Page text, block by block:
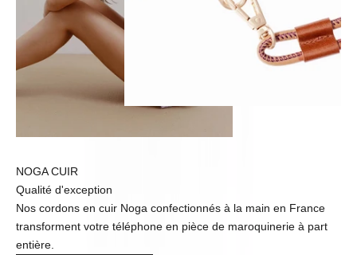
NOGA CUIR
Qualité d'exception
Nos cordons en cuir Noga confectionnés à la main en France
transforment votre téléphone en pièce de maroquinerie à part
entière.